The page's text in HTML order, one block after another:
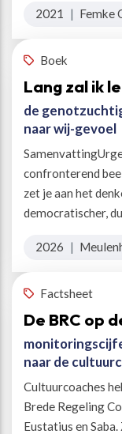
2021 | Femke
Boek
Lang zal ik
de
naar wij-gevoel
confronterend
zet je aan het
democratischer,
2026 |
Factsheet
De BRC op
naar de
Cultuurcoaches
Brede Regeling
Eustatius en